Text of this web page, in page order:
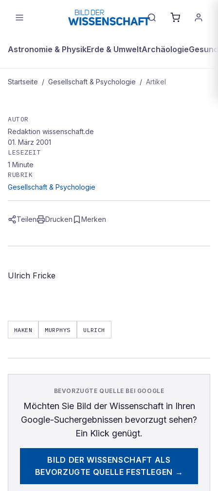
Astronomie & PhysikErde & UmweltArchäologie
Startseite / Gesellschaft & Psychologie / Artikel
Murphys Haken
AUTOR
Redaktion wissenschaft.de
01. März 2001
LESEZEIT
1 Minute
RUBRIK
Gesellschaft & Psychologie
Teilen Drucken Merken
Ulrich Fricke
HAKEN MURPHYS ULRICH
BEVORZUGTE QUELLE BEI GOOGLE
Möchten Sie Bild der Wissenschaftin Ihren
Google-Suchergebnissen bevorzugt sehen?
Ein Klick genügt.
BILD DER WISSENSCHAFT ALS
BEVORZUGTE QUELLE FESTLEGEN →